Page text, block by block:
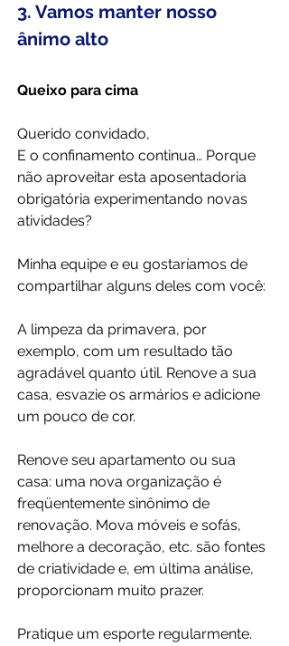
3. Vamos manter nosso
ânimo alto
Queixo para cima
Querido convidado,
E o confinamento continua… Porque
não aproveitar esta aposentadoria
obrigatória experimentando novas
atividades?
Minha equipe e eu gostaríamos de
compartilhar alguns deles com você:
A limpeza da primavera, por
exemplo, com um resultado tão
agradável quanto útil. Renove a sua
casa, esvazie os armários e adicione
um pouco de cor.
Renove seu apartamento ou sua
casa: uma nova organização é
freqüentemente sinônimo de
renovação. Mova móveis e sofás,
melhore a decoração, etc. são fontes
de criatividade e, em última análise,
proporcionam muito prazer.
Pratique um esporte regularmente.